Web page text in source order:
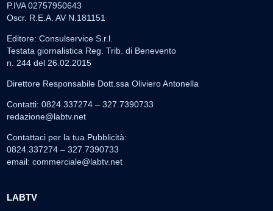
P.IVA 02757950643
Oscr. R.E.A. AV N.181151
Editore: Consulservice S.r.l.
Testata giornalistica Reg. Trib. di Benevento
n. 244 del 26.02.2015
Direttore Responsabile Dott.ssa Oliviero Antonella
Contatti: 0824.337274 – 327.7390733
redazione@labtv.net
Contattaci per la tua Pubblicità:
0824.337274 – 327.7390733
email: commerciale@labtv.net
LABTV